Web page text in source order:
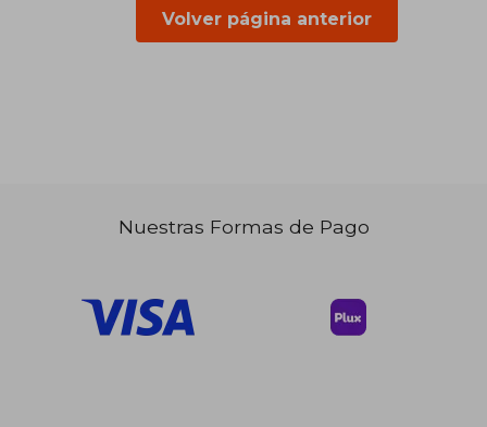
Volver página anterior
Nuestras Formas de Pago